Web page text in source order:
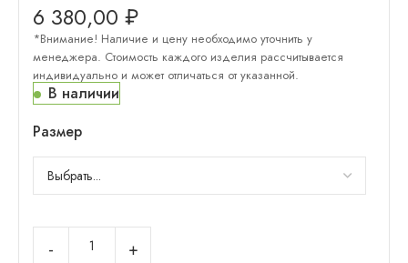
6 380,00 ₽
*Внимание! Наличие и цену необходимо уточнить у
менеджера. Стоимость каждого изделия рассчитывается
индивидуально и может отличаться от указанной.
В наличии
Размер